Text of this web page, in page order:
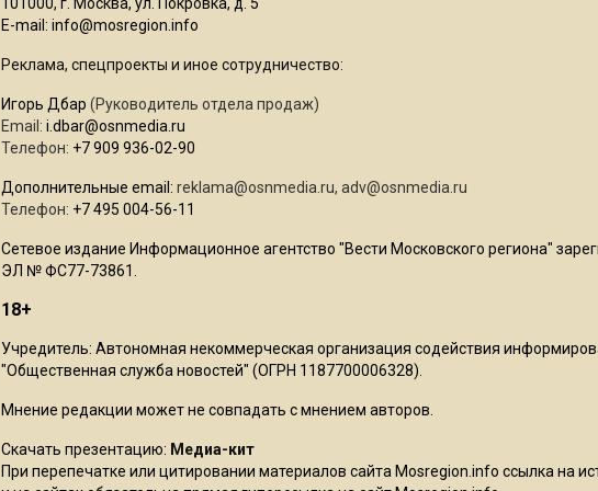
E-mail: info@mosregion.info
Реклама, спецпроекты и иное сотрудничество:
Игорь Дбар (Руководитель отдела продаж)
Email: i.dbar@osnmedia.ru
Телефон: +7 909 936-02-90
Дополнительные email: reklama@osnmedia.ru, adv@osnmedia.ru
Телефон: +7 495 004-56-11
Сетевое издание Информационное агентство "Вести Московского региона"
ЭЛ № ФС77-73861.
18+
Учредитель: Автономная некоммерческая организация содействия
"Общественная служба новостей" (ОГРН 1187700006328).
Мнение редакции может не совпадать с мнением авторов.
Скачать презентацию: Медиа-кит
При перепечатке или цитировании материалов сайта Mosregion.info ссылка на